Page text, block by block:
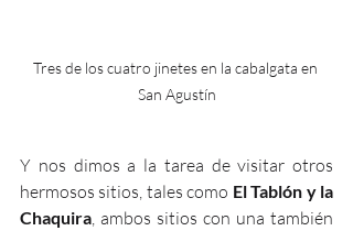
Tres de los cuatro jinetes en la cabalgata en
San Agustín
Y nos dimos a la tarea de visitar otros
hermosos sitios, tales como El Tablón y la
Chaquira, ambos sitios con una también